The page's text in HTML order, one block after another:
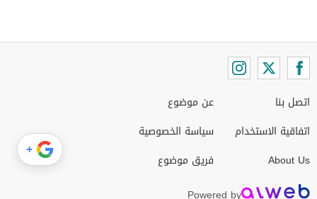
اتصل بنا
اتفاقية الاستخدام
About Us
عن موضوع
سياسة الخصوصية
فريق موضوع
+